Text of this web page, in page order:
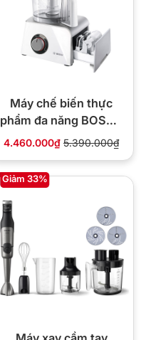
Máy chế biến thực
phẩm đa năng BOSCH
MCM4100
4.460.000₫ 5.390.000₫
Giảm 33%